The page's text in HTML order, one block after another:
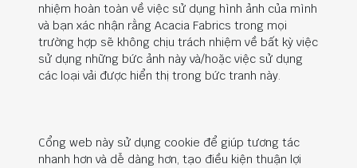
nhiệm hoàn toàn về việc sử dụng hình ảnh của mình
và bạn xác nhận rằng Acacia Fabrics trong mọi
trường hợp sẽ không chịu trách nhiệm về bất kỳ việc
sử dụng những bức ảnh này và/hoặc việc sử dụng
các loại vải được hiển thị trong bức tranh này.
Cổng web này sử dụng cookie để giúp tương tác
nhanh hơn và dễ dàng hơn, tạo điều kiện thuận lợi